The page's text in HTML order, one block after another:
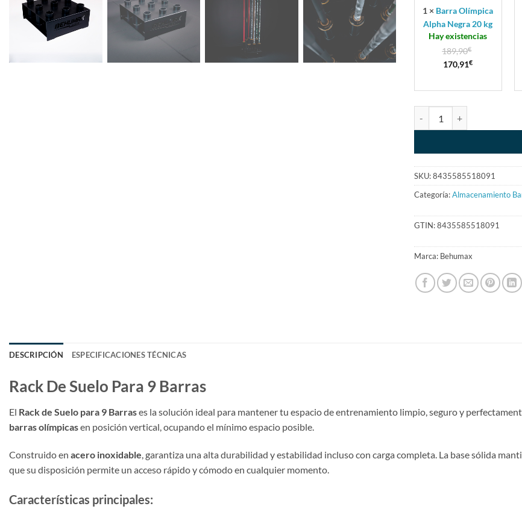
1 × Barra Olímpica
Alpha Negra 20 kg
Hay existencias
189,90€
170,91€
SKU:8435585518091
Categoría:Almacenamiento
GTIN:8435585518091
Marca: Behumax
DESCRIPCIÓN ESPECIFICACIONES TÉCNICAS
Rack De Suelo Para 9 Barras
El Rack de Suelo para 9 Barrases la solución ideal para mantener tu espacio de entrenamiento limpio, seguro y
barras olímpicasen posición vertical, ocupando el mínimo espacio posible.
Construido en acero inoxidable , garantiza una alta durabilidad y estabilidad incluso con carga completa. La base sólida
que su disposición permite un acceso rápido y cómodo en cualquier momento.
Características principales: